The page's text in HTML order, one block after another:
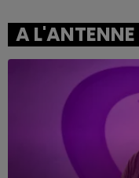
A L'ANTENNE